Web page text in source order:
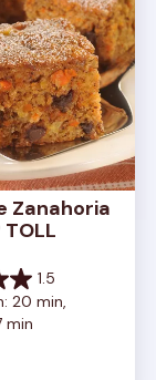
Zanahoria
TOLL
1.5
20 min,
min